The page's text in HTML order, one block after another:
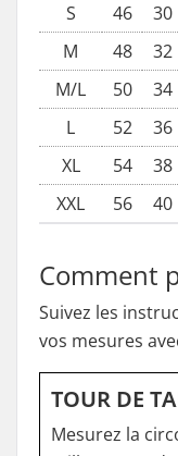
S
46 30
M
48 32
M/L
50 34
L
52 36
XL
54 38
XXL
56 40
Comment
Suivez les
vos mesures
TOUR DE
Mesurez la